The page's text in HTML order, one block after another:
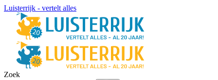
Luisterrijk - vertelt alles
Zoek